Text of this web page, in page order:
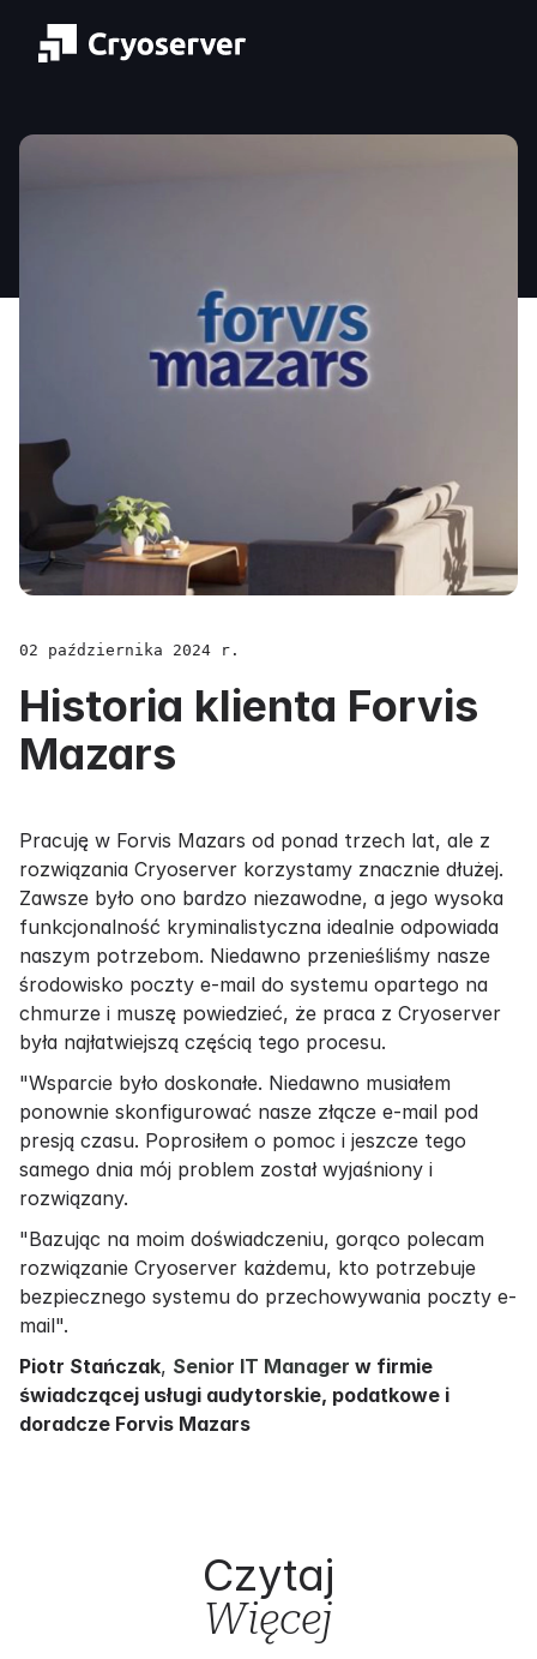
02 października 2024 r.
Historia klienta Forvis
Mazars
Pracuję w Forvis Mazars od ponad trzech lat, ale z
rozwiązania Cryoserver korzystamy znacznie dłużej.
Zawsze było ono bardzo niezawodne, a jego wysoka
funkcjonalność kryminalistyczna idealnie odpowiada
naszym potrzebom. Niedawno przenieśliśmy nasze
środowisko poczty e-mail do systemu opartego na
chmurze i muszę powiedzieć, że praca z Cryoserver
była najłatwiejszą częścią tego procesu.
"Wsparcie było doskonałe. Niedawno musiałem
ponownie skonfigurować nasze złącze e-mail pod
presją czasu. Poprosiłem o pomoc i jeszcze tego
samego dnia mój problem został wyjaśniony i
rozwiązany.
"Bazując na moim doświadczeniu, gorąco polecam
rozwiązanie Cryoserver każdemu, kto potrzebuje
bezpiecznego systemu do przechowywania poczty e-
mail".
Piotr Stańczak, Senior IT Manager w firmie
świadczącej usługi audytorskie, podatkowe i
doradcze Forvis Mazars
Czytaj
Więcej